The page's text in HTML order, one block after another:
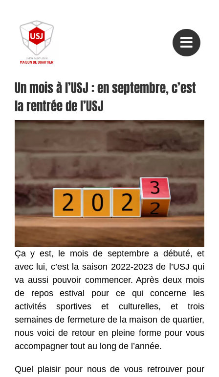
contenu
Un mois à l’USJ : en septembre, c’est
la rentrée de l’USJ
Ça y est, le mois de septembre a débuté, et
avec lui, c’est la saison 2022-2023 de l’USJ qui
va aussi pouvoir commencer. Après deux mois
de repos estival pour ce qui concerne les
activités sportives et culturelles, et trois
semaines de fermeture de la maison de quartier,
nous voici de retour en pleine forme pour vous
accompagner tout au long de l’année.
Quel plaisir pour nous de vous retrouver pour